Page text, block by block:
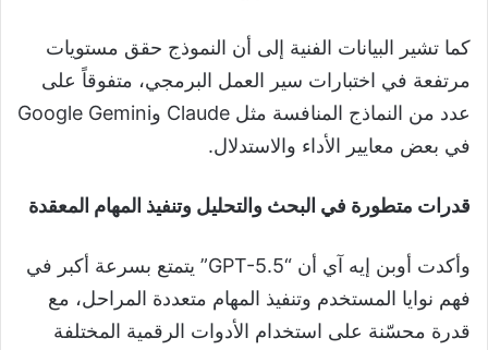
كما تشير البيانات الفنية إلى أن النموذج حقق مستويات
مرتفعة في اختبارات سير العمل البرمجي، متفوقاً على
عدد من النماذج المنافسة مثل Claude وGoogle Gemini
في بعض معايير الأداء والاستدلال.
قدرات متطورة في البحث والتحليل وتنفيذ المهام المعقدة
وأكدت أوبن إيه آي أن “GPT-5.5” يتمتع بسرعة أكبر في
فهم نوايا المستخدم وتنفيذ المهام متعددة المراحل، مع
قدرة محسّنة على استخدام الأدوات الرقمية المختلفة